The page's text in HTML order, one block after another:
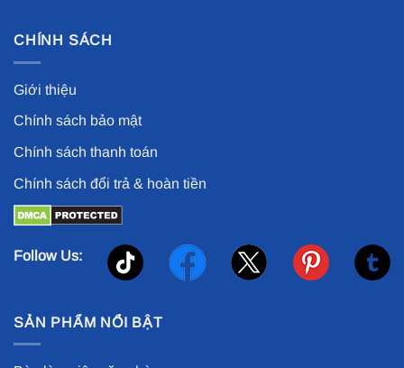
CHÍNH SÁCH
Giới thiệu
Chính sách bảo mật
Chính sách thanh toán
Chính sách đổi trả & hoàn tiền
Follow Us:
SẢN PHẨM NỔI BẬT